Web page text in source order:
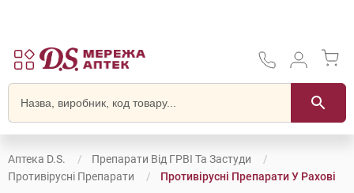
Аптека D.S.
Препарати Від ГРВІ Та Застуди
Противірусні Препарати
Противірусні Препарати У Рахові